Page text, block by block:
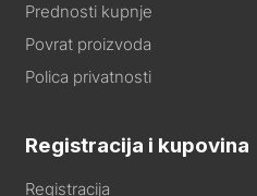
Prednosti kupnje
Povrat proizvoda
Polica privatnosti
Registracija i kupovina
Registracija